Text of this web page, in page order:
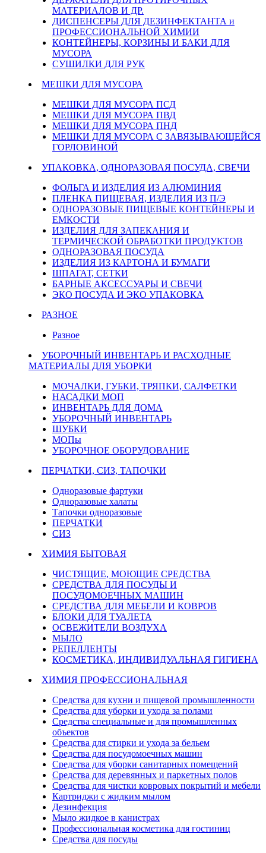
МАТЕРИАЛОВ И ДР.
ДИСПЕНСЕРЫ ДЛЯ ДЕЗИНФЕКТАНТА и
ПРОФЕССИОНАЛЬНОЙ ХИМИИ
КОНТЕЙНЕРЫ, КОРЗИНЫ И БАКИ ДЛЯ
МУСОРА
СУШИЛКИ ДЛЯ РУК
МЕШКИ ДЛЯ МУСОРА
МЕШКИ ДЛЯ МУСОРА ПСД
МЕШКИ ДЛЯ МУСОРА ПВД
МЕШКИ ДЛЯ МУСОРА ПНД
МЕШКИ ДЛЯ МУСОРА С ЗАВЯЗЫВАЮЩЕЙСЯ
ГОРЛОВИНОЙ
УПАКОВКА, ОДНОРАЗОВАЯ ПОСУДА, СВЕЧИ
ФОЛЬГА И ИЗДЕЛИЯ ИЗ АЛЮМИНИЯ
ПЛЕНКА ПИЩЕВАЯ, ИЗДЕЛИЯ ИЗ П/Э
ОДНОРАЗОВЫЕ ПИЩЕВЫЕ КОНТЕЙНЕРЫ И
ЕМКОСТИ
ИЗДЕЛИЯ ДЛЯ ЗАПЕКАНИЯ И
ТЕРМИЧЕСКОЙ ОБРАБОТКИ ПРОДУКТОВ
ОДНОРАЗОВАЯ ПОСУДА
ИЗДЕЛИЯ ИЗ КАРТОНА И БУМАГИ
ШПАГАТ, СЕТКИ
БАРНЫЕ АКСЕССУАРЫ И СВЕЧИ
ЭКО ПОСУДА И ЭКО УПАКОВКА
РАЗНОЕ
Разное
УБОРОЧНЫЙ ИНВЕНТАРЬ И РАСХОДНЫЕ
МАТЕРИАЛЫ ДЛЯ УБОРКИ
МОЧАЛКИ, ГУБКИ, ТРЯПКИ, САЛФЕТКИ
НАСАДКИ МОП
ИНВЕНТАРЬ ДЛЯ ДОМА
УБОРОЧНЫЙ ИНВЕНТАРЬ
ШУБКИ
МОПы
УБОРОЧНОЕ ОБОРУДОВАНИЕ
ПЕРЧАТКИ, СИЗ, ТАПОЧКИ
Одноразовые фартуки
Одноразовые халаты
Тапочки одноразовые
ПЕРЧАТКИ
СИЗ
ХИМИЯ БЫТОВАЯ
ЧИСТЯЩИЕ, МОЮЩИЕ СРЕДСТВА
СРЕДСТВА ДЛЯ ПОСУДЫ И
ПОСУДОМОЕЧНЫХ МАШИН
СРЕДСТВА ДЛЯ МЕБЕЛИ И КОВРОВ
БЛОКИ ДЛЯ ТУАЛЕТА
ОСВЕЖИТЕЛИ ВОЗДУХА
МЫЛО
РЕПЕЛЛЕНТЫ
КОСМЕТИКА, ИНДИВИДУАЛЬНАЯ ГИГИЕНА
ХИМИЯ ПРОФЕССИОНАЛЬНАЯ
Средства для кухни и пищевой промышленности
Средства для уборки и ухода за полами
Средства специальные и для промышленных
объектов
Средства для стирки и ухода за бельем
Средства для посудомоечных машин
Средства для уборки санитарных помещений
Средства для деревянных и паркетных полов
Средства для чистки ковровых покрытий и мебели
Картриджи с жидким мылом
Дезинфекция
Мыло жидкое в канистрах
Профессиональная косметика для гостиниц
Средства для посуды